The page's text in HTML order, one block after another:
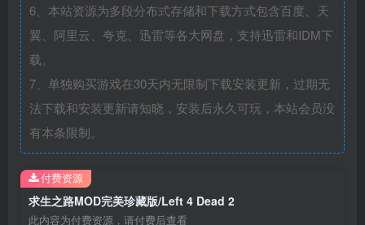
6、本站资源为多段分布式存储和下载方式包含百度、天
翼、阿里云、夸克、迅雷等各大网盘，支持迅雷和IDM下
载。
7、单独购买游戏在30天内无限制下载安装更新，过期无
法下载和安装更新请知晓，安装后永久可玩，本站会员没
有本条限制。
求生之路MOD完美珍藏版/Left 4 Dead 2
此内容为付费资源，请付费后查看
付费资源